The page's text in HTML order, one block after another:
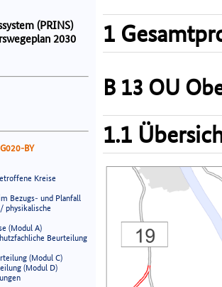
(PRINS)
2030
BY
Kreise
Bezugs- und Planfall
physikalische
(Modul A)
Beurteilung
(Modul C)
(Modul D)
1
B 13 OU
1.1